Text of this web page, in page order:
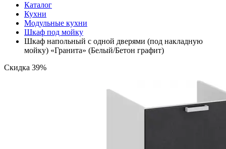
Каталог
Кухни
Модульные кухни
Шкаф под мойку
Шкаф напольный с одной дверями (под накладную
мойку) «Гранита» (Белый/Бетон графит)
Скидка 39%